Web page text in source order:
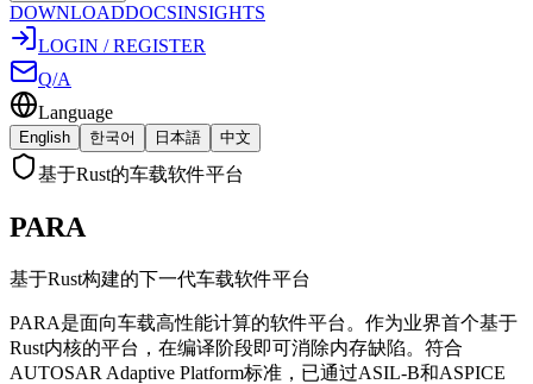
DOWNLOADDOCSINSIGHTS
LOGIN / REGISTER
Q/A
Language
English 한국어 日本語 中文
基于Rust的车载软件平台
PARA
基于Rust构建的下一代车载软件平台
PARA是面向车载高性能计算的软件平台。作为业界首个基于
Rust内核的平台，在编译阶段即可消除内存缺陷。符合
AUTOSAR Adaptive Platform标准，已通过ASIL-B和ASPICE